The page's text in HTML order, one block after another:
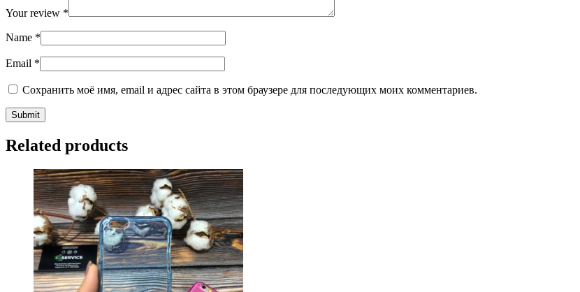
Your review *
Name *
Email *
Сохранить моё имя, email и адрес сайта в этом браузере для последующих моих комментариев.
Related products